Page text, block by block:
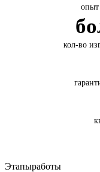
опыт
кол-во
Этапыработы